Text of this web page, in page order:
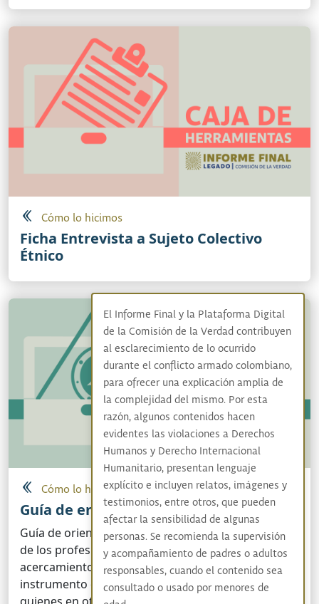
Cómo lo hicimos
Ficha Entrevista a Sujeto Colectivo
Étnico
Cómo lo hicimos
Guía de entrevistas sujeto colectivo
Guía de orientación que puede facilitar el trabajo
de los profesionales que no han tenido
acercamientos con los pueblos étnicos y como un
instrumento que puede ser complementado por
El Informe Final y la Plataforma Digital
de la Comisión de la Verdad contribuyen
al esclarecimiento de lo ocurrido
durante el conflicto armado colombiano,
para ofrecer una explicación amplia de
la complejidad del mismo. Por esta
razón, algunos contenidos hacen
evidentes las violaciones a Derechos
Humanos y Derecho Internacional
Humanitario, presentan lenguaje
explícito e incluyen relatos, imágenes y
testimonios, entre otros, que pueden
afectar la sensibilidad de algunas
personas. Se recomienda la supervisión
y acompañamiento de padres o adultos
responsables, cuando el contenido sea
consultado o usado por menores de